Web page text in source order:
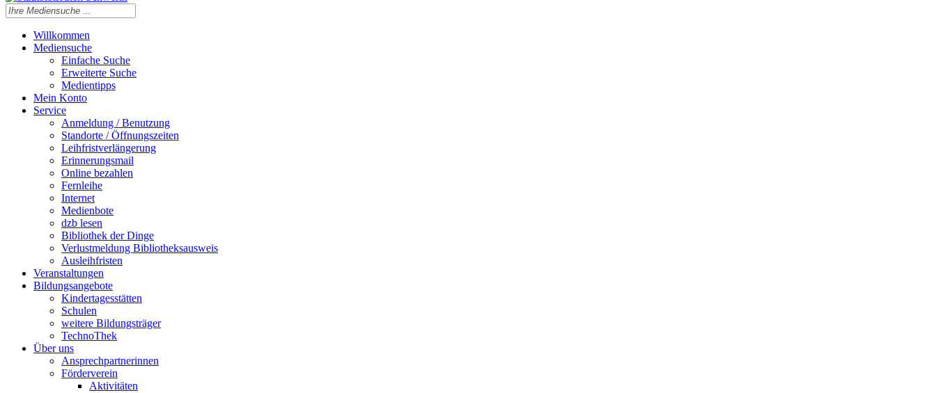
Willkommen
Mediensuche
Einfache Suche
Erweiterte Suche
Medientipps
Mein Konto
Service
Anmeldung / Benutzung
Standorte / Öffnungszeiten
Leihfristverlängerung
Erinnerungsmail
Online bezahlen
Fernleihe
Internet
Medienbote
dzb lesen
Bibliothek der Dinge
Verlustmeldung Bibliotheksausweis
Ausleihfristen
Veranstaltungen
Bildungsangebote
Kindertagesstätten
Schulen
weitere Bildungsträger
TechnoThek
Über uns
Ansprechpartnerinnen
Förderverein
Aktivitäten